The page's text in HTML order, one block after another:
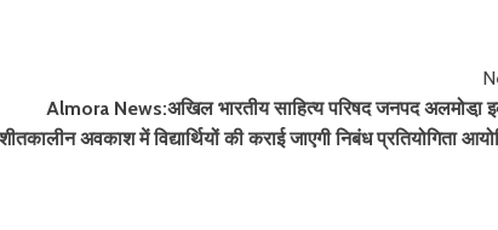
Almora News:अखिल भारतीय साहित्य परिषद जनपद अलमोडा़
अवकाश में विद्यार्थियों की कराई जाएगी निबंध प्रतियोगिता